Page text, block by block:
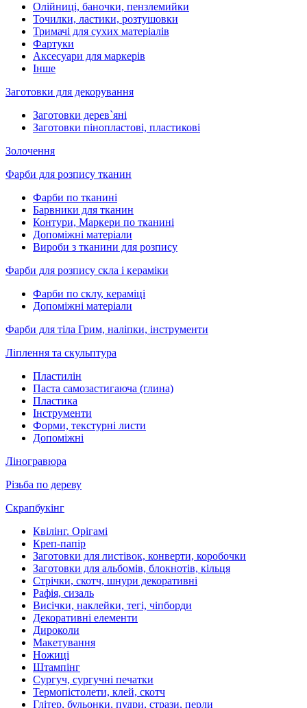
Олійниці, баночки, пензлемийки
Точилки, ластики, розтушовки
Тримачі для сухих матеріалів
Фартуки
Аксесуари для маркерів
Інше
Заготовки для декорування
Заготовки дерев`яні
Заготовки пінопластові, пластикові
Золочення
Фарби для розпису тканин
Фарби по тканині
Барвники для тканин
Контури, Маркери по тканині
Допоміжні матеріали
Вироби з тканини для розпису
Фарби для розпису скла і кераміки
Фарби по склу, кераміці
Допоміжні матеріали
Фарби для тіла Грим, наліпки, інструменти
Ліплення та скульптура
Пластилін
Паста самозастигаюча (глина)
Пластика
Інструменти
Форми, текстурні листи
Допоміжні
Ліногравюра
Різьба по дереву
Скрапбукінг
Квілінг. Орігамі
Креп-папір
Заготовки для листівок, конверти, коробочки
Заготовки для альбомів, блокнотів, кільця
Стрічки, скотч, шнури декоративні
Рафія, сизаль
Висічки, наклейки, тегі, чіпборди
Декоративні елементи
Дироколи
Макетування
Ножиці
Штампінг
Сургуч, сургучні печатки
Термопістолети, клей, скотч
Глітер, бульонки, пудри, стрази, перли